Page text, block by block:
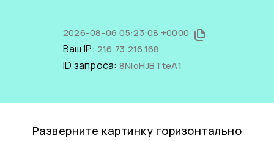
2026-08-06 05:23:08 +0000
Ваш IP: 216.73.216.168
ID запроса: 8NIoHJBTteA1
Разверните картинку горизонтально